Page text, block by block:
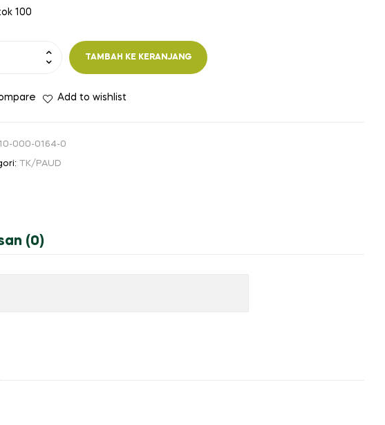
100
TAMBAH KE KERANJANG
Add to wishlist
10-000-0164-0
TK/PAUD
(0)